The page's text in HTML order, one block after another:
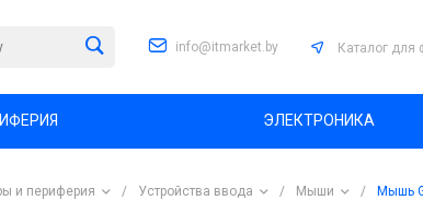
info@itmarket.by Каталог для
ЭЛЕКТРОНИКА
и периферия / Устройства ввода / Мыши / Мышь